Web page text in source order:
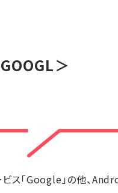
＞
ス「Google」の他、